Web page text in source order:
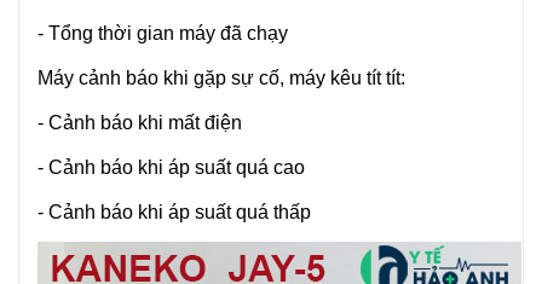
- Tổng thời gian máy đã chạy
Máy cảnh báo khi gặp sự cố, máy kêu tít tít:
- Cảnh báo khi mất điện
- Cảnh báo khi áp suất quá cao
- Cảnh báo khi áp suất quá thấp